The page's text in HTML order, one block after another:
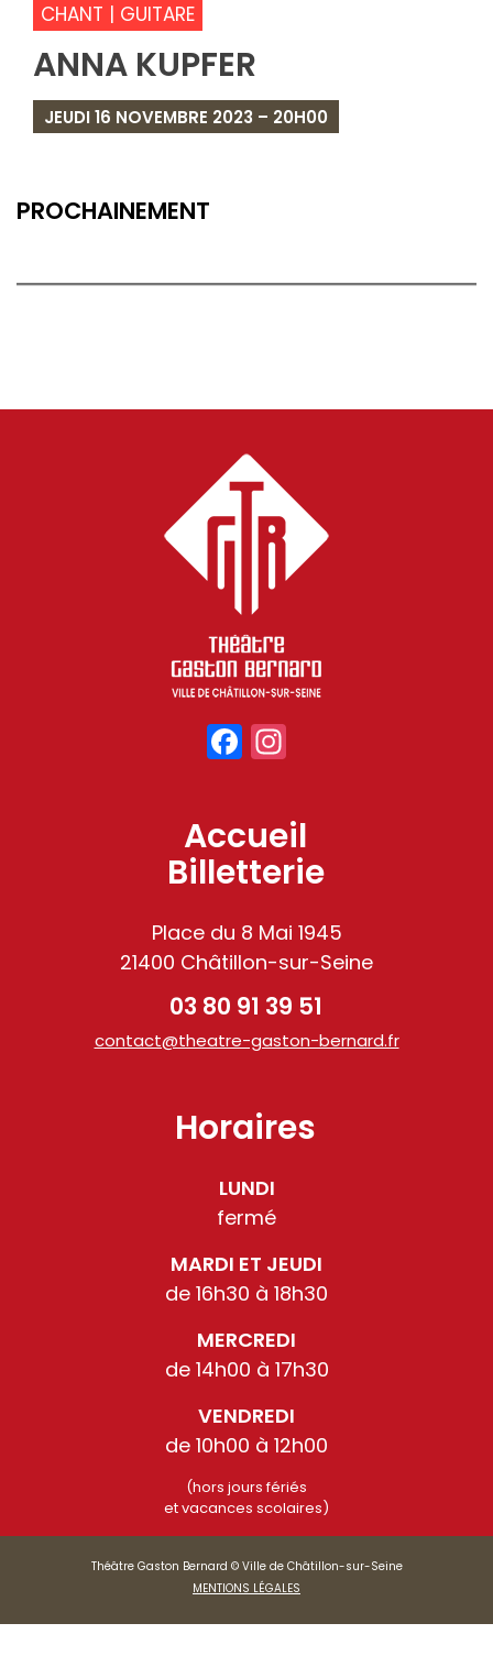
CHANT | GUITARE
ANNA KUPFER
JEUDI 16 NOVEMBRE 2023 – 20H00
PROCHAINEMENT
Facebook
Accueil
Billetterie
Place du 8 Mai 1945
21400 Châtillon-sur-Seine
03 80 91 39 51
contact@theatre-gaston-bernard.fr
Horaires
LUNDI
fermé
MARDI ET JEUDI
de 16h30 à 18h30
MERCREDI
de 14h00 à 17h30
VENDREDI
de 10h00 à 12h00
(hors jours fériés
et vacances scolaires)
Théâtre Gaston Bernard © Ville de Châtillon-sur-Seine
MENTIONS LÉGALES